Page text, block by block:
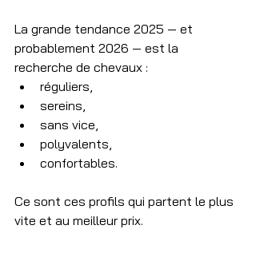
La grande tendance 2025 — et
probablement 2026 — est la
recherche de chevaux :
réguliers,
sereins,
sans vice,
polyvalents,
confortables.
Ce sont ces profils qui partent le plus
vite et au meilleur prix.